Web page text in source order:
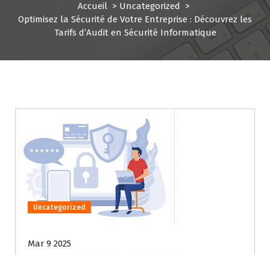
Accueil > Uncategorized >
Optimisez la Sécurité de Votre Entreprise : Découvrez les
Tarifs d’Audit en Sécurité Informatique
Uncategorized
Mar 9 2025